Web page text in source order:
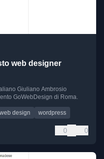
web designer
Giuliano Ambrosio
GoWebDesign di Roma.
web design wordpress
0 0